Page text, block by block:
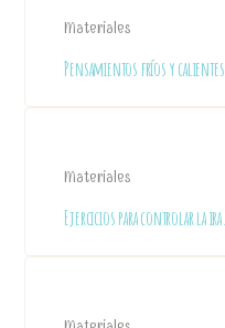
Materiales
Pensamientos fríos y calientes
Materiales
Ejercicios para controlar la ira.